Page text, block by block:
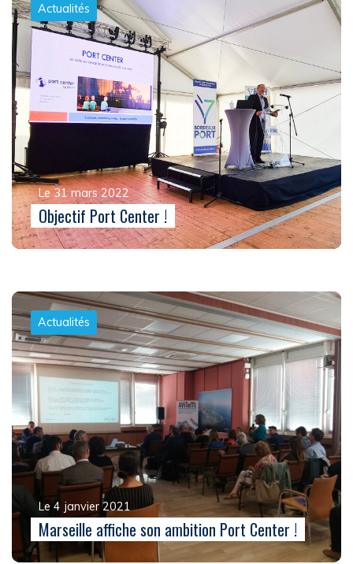
Actualités
Le 31 mars 2022
Objectif Port Center !
Actualités
Le 4 janvier 2021
Marseille affiche son ambition Port Center !